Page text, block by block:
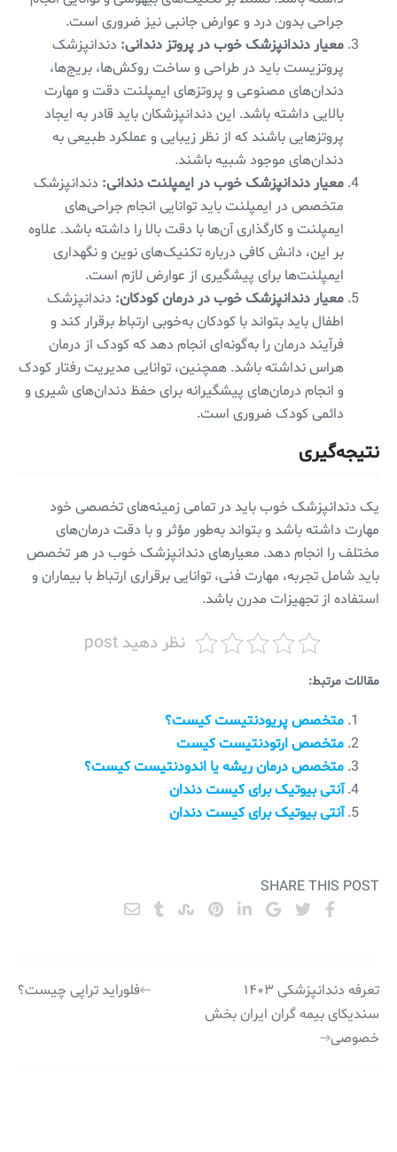
جراحی بدون درد و عوارض جانبی نیز ضروری است.
معیار دندانپزشک خوب در پروتز دندانی: دندانپزشک
پروتزیست باید در طراحی و ساخت روکش‌ها، بریج‌ها،
دندان‌های مصنوعی و پروتزهای ایمپلنت دقت و مهارت
بالایی داشته باشد. این دندانپزشکان باید قادر به ایجاد
پروتزهایی باشند که از نظر زیبایی و عملکرد طبیعی به
دندان‌های موجود شبیه باشند.
معیار دندانپزشک خوب در ایمپلنت دندانی: دندانپزشک
متخصص در ایمپلنت باید توانایی انجام جراحی‌های
ایمپلنت و کارگذاری آن‌ها با دقت بالا را داشته باشد. علاوه
بر این، دانش کافی درباره تکنیک‌های نوین و نگهداری
ایمپلنت‌ها برای پیشگیری از عوارض لازم است.
معیار دندانپزشک خوب در درمان کودکان: دندانپزشک
اطفال باید بتواند با کودکان به‌خوبی ارتباط برقرار کند و
فرآیند درمان را به‌گونه‌ای انجام دهد که کودک از درمان
هراس نداشته باشد. همچنین، توانایی مدیریت رفتار کودک
و انجام درمان‌های پیشگیرانه برای حفظ دندان‌های شیری و
دائمی کودک ضروری است.
نتیجه‌گیری
یک دندانپزشک خوب باید در تمامی زمینه‌های تخصصی خود
مهارت داشته باشد و بتواند به‌طور مؤثر و با دقت درمان‌های
مختلف را انجام دهد. معیارهای دندانپزشک خوب در هر تخصص
باید شامل تجربه، مهارت فنی، توانایی برقراری ارتباط با بیماران و
استفاده از تجهیزات مدرن باشد.
نظر دهید post
مقالات مرتبط:
متخصص پریودنتیست کیست؟
متخصص ارتودنتیست کیست
متخصص درمان ریشه یا اندودنتیست کیست؟
آنتی بیوتیک برای کیست دندان
آنتی بیوتیک برای کیست دندان
SHARE THIS POST
راهبری
نوشته
فلوراید تراپی چیست؟
تعرفه دندانپزشکی ۱۴۰۳
سندیکای بیمه گران ایران بخش
خصوصی